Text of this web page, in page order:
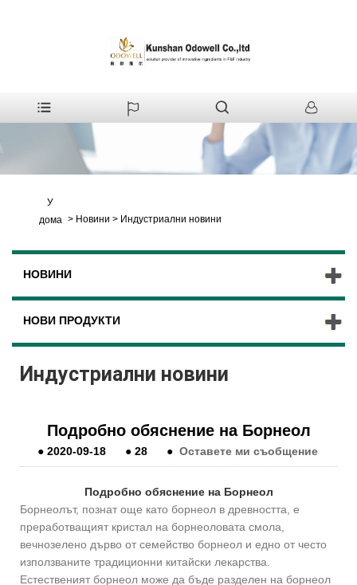
У
дома > Новини > Индустриални новини
НОВИНИ
НОВИ ПРОДУКТИ
Индустриални новини
Подробно обяснение на Борнеол
●2020-09-18 ●28 ● Оставете ми съобщение
Подробно обяснение на Борнеол
Борнеолът, познат още като борнеол в древността, е
преработващият кристал на борнеоловата смола,
вечнозелено дърво от семейство борнеол и едно от често
използваните традиционни китайски лекарства.
Естественият борнеол може да бъде разделен на борнеол